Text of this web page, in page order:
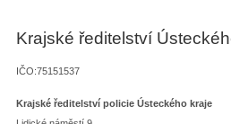
Krajské ředitelství
IČO:75151537
Krajské ředitelství policie Ústeckého kraje